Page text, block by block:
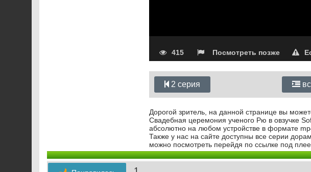
415 Посмотреть позже
2 серия
Дорогой зритель, на данной странице вы
Свадебная церемония ученого Рю в овзучке
абсолютно на любом устройстве в формате
Также у нас на сайте доступны все серии
можно посмотреть перейдя по ссылке под